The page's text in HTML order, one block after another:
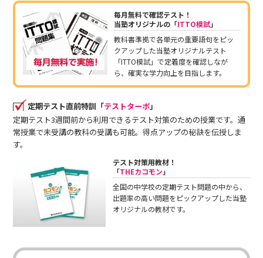
毎月無料で確認テスト！
当塾オリジナルの「ITTO模試」
教科書準拠で各単元の重要語句をピッ
クアップした当塾オリジナルテスト
「ITTO模試」で定着度を確認しなが
ら、確実な学力向上を目指します。
定期テスト直前特訓「テストターボ」
定期テスト3週間前から利用できるテスト対策のための授業です。通
常授業で未受講の教科の受講も可能。得点アップの秘訣を伝授しま
す。
テスト対策用教材！
「THEカコモン」
全国の中学校の定期テスト問題の中から、
出題率の高い問題をピックアップした当塾
オリジナルの教材です。